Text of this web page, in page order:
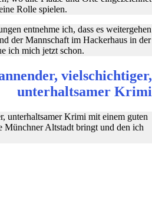
Rolle spielen.
entnehme ich, dass es weitergehen
der Mannschaft im Hackerhaus in der
ich mich jetzt schon.
vielschichtiger,
unterhaltsamer Krimi
unterhaltsamer Krimi mit einem guten
Münchner Altstadt bringt und den ich